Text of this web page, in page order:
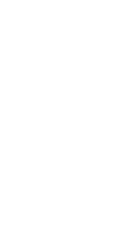
. . понеділок, 29 червня 2026